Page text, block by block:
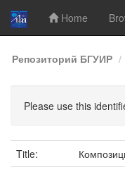
Skip
navigation
Home
Репозиторий БГУИР
Please use this
Title: